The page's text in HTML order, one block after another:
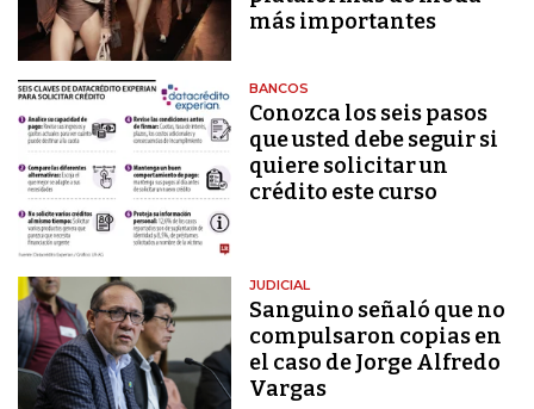
más importantes
BANCOS
Conozca los seis pasos
que usted debe seguir si
quiere solicitar un
crédito este curso
JUDICIAL
Sanguino señaló que no
compulsaron copias en
el caso de Jorge Alfredo
Vargas